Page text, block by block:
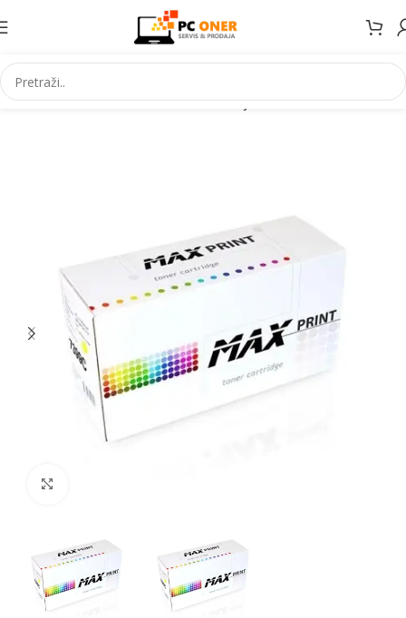
Početna Informatika Potrošni materijal Toneri